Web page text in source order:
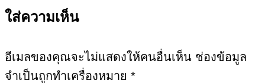
ใส่ความเห็น
อีเมลของคุณจะไม่แสดงให้คนอื่นเห็น ช่องข้อมูล
จำเป็นถูกทำเครื่องหมาย *